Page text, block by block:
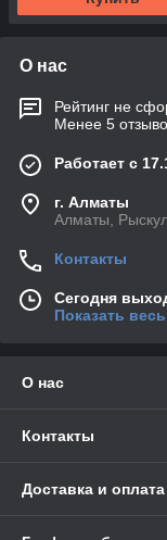
О нас
Рейтинг не
Менее 5
Работает с
г. Алматы
Алматы,
Контакты
Сегодня
Показать
О нас
Контакты
Доставка и оплата